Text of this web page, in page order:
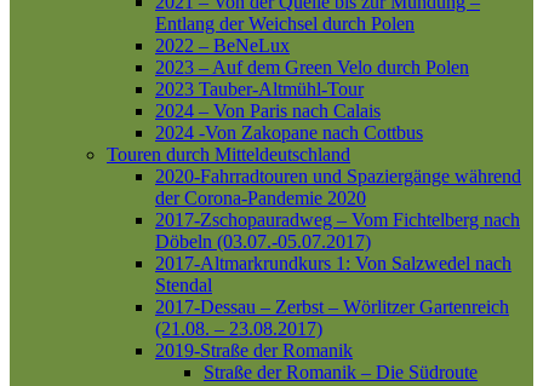
Entlang der Weichsel durch Polen
2022 – BeNeLux
2023 – Auf dem Green Velo durch Polen
2023 Tauber-Altmühl-Tour
2024 – Von Paris nach Calais
2024 -Von Zakopane nach Cottbus
Touren durch Mitteldeutschland
2020-Fahrradtouren und Spaziergänge während
der Corona-Pandemie 2020
2017-Zschopauradweg – Vom Fichtelberg nach
Döbeln (03.07.-05.07.2017)
2017-Altmarkrundkurs 1: Von Salzwedel nach
Stendal
2017-Dessau – Zerbst – Wörlitzer Gartenreich
(21.08. – 23.08.2017)
2019-Straße der Romanik
Straße der Romanik – Die Südroute